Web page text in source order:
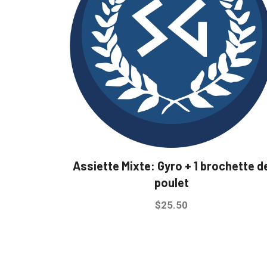
Les
options
peuvent
choisies
sur
du
produit
Assiette Mixte: Gyro + 1 brochette
poulet
$25.50